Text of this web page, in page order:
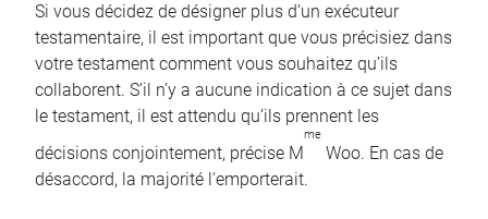
Si vous décidez de désigner plus d’un exécuteur
testamentaire, il est important que vous précisiez dans
votre testament comment vous souhaitez qu’ils
collaborent. S’il n’y a aucune indication à ce sujet dans
le testament, il est attendu qu’ils prennent les
décisions conjointement, précise M
me
Woo. En cas de
désaccord, la majorité l’emporterait.